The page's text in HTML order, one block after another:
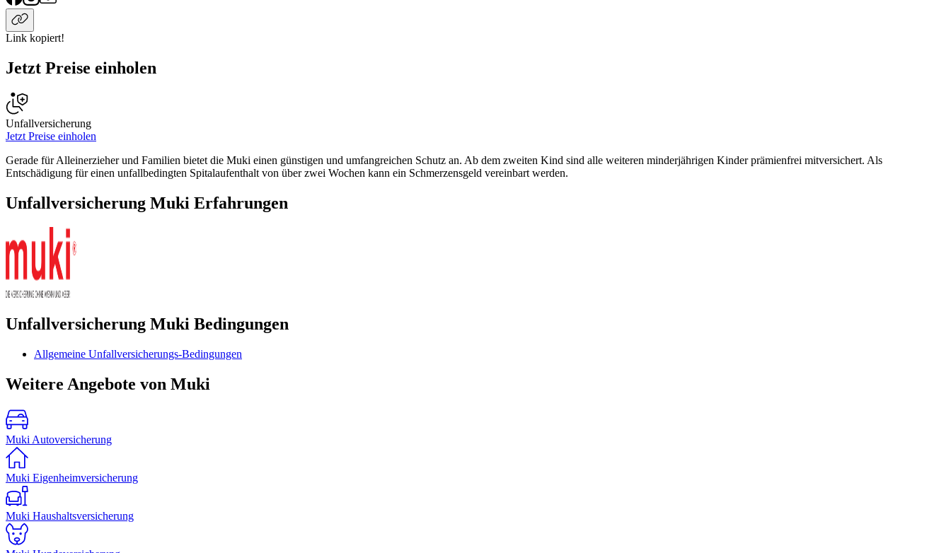
Link kopiert!
Jetzt Preise einholen
Unfallversicherung
Jetzt Preise einholen
Gerade für Alleinerzieher und Familien bietet die Muki einen günstigen und umfangreichen Schutz an. Ab dem zweiten Kind sind alle weiteren minderjährigen Kinder prämienfrei mitversichert. Als
Entschädigung für einen unfallbedingten Spitalaufenthalt von über zwei Wochen kann ein Schmerzensgeld vereinbart werden.
Unfallversicherung Muki Erfahrungen
Unfallversicherung Muki Bedingungen
Allgemeine Unfallversicherungs-Bedingungen
Weitere Angebote von Muki
Muki Autoversicherung
Muki Eigenheimversicherung
Muki Haushaltsversicherung